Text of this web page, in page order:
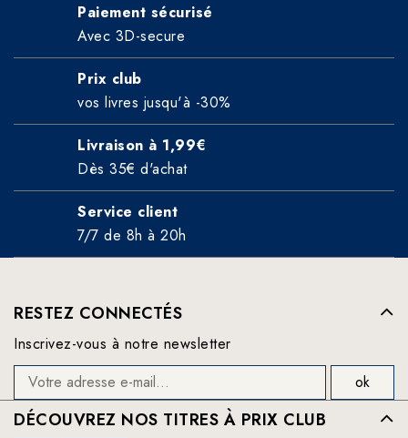
Paiement sécurisé
Avec 3D-secure
Prix club
vos livres jusqu'à -30%
Livraison à 1,99€
Dès 35€ d'achat
Service client
7/7 de 8h à 20h
RESTEZ CONNECTÉS
Inscrivez-vous à notre newsletter
DÉCOUVREZ NOS TITRES À PRIX CLUB